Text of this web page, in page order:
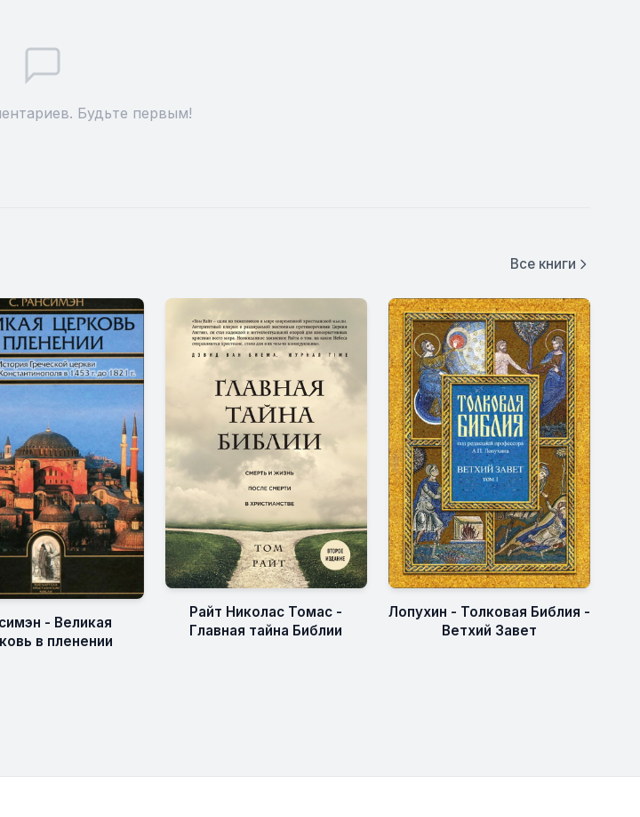
Будьте первым!
Все книги
- Великая
в пленении
Райт Николас Томас -
Главная тайна Библии
Лопухин - Толковая Библия -
Ветхий Завет